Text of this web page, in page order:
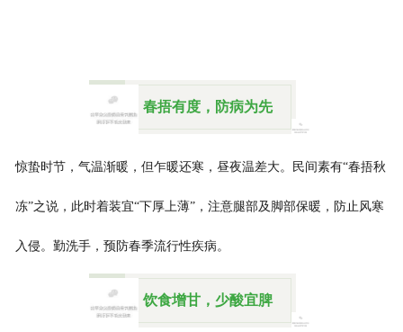
春捂有度，防病为先
惊蛰时节，气温渐暖，但乍暖还寒，昼夜温差大。民间素有“春捂秋
冻”之说，此时着装宜“下厚上薄”，注意腿部及脚部保暖，防止风寒
入侵。勤洗手，预防春季流行性疾病。
饮食增甘，少酸宜脾